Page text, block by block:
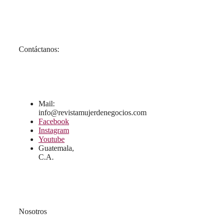
Contáctanos:
Mail:
info@revistamujerdenegocios.com
Facebook
Instagram
Youtube
Guatemala,
C.A.
Nosotros